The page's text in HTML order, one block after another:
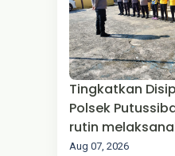
Tingkatkan
Polsek
rutin
pagi
Aug 07, 2026